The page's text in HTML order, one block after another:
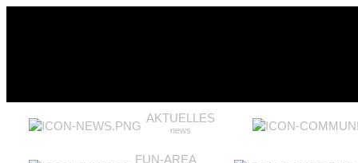
AKTUELLES
news
FUN-AREA